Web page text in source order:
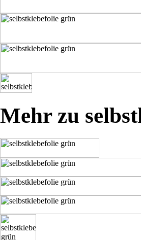
Mehr zu